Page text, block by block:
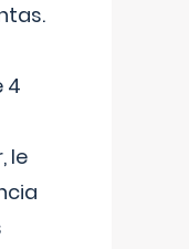
4
le